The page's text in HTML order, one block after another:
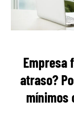
Empresa
atraso?
mínimos